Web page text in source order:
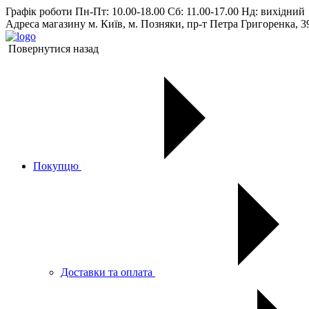
Графік роботи Пн-Пт: 10.00-18.00 Сб: 11.00-17.00 Нд: вихiдний
Адреса магазину м. Київ, м. Позняки, пр-т Петра Григоренка,
Повернутися назад
Покупцю
Доставки та оплата